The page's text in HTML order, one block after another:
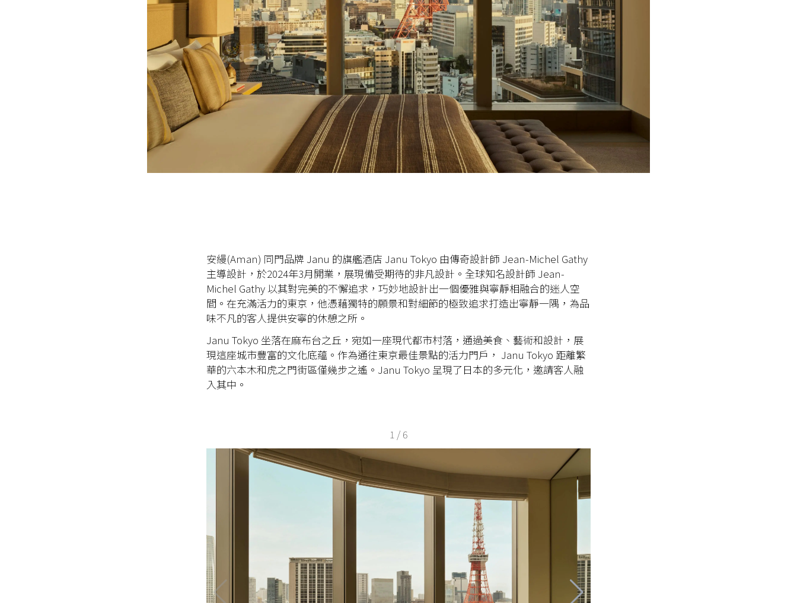
安縵(Aman) 同門品牌 Janu 的旗艦酒店 Janu Tokyo 由傳奇設計師 Jean-Michel Gathy
主導設計，於2024年3月開業，展現備受期待的非凡設計。全球知名設計師 Jean-
Michel Gathy 以其對完美的不懈追求，巧妙地設計出一個優雅與寧靜相融合的迷人空
間。在充滿活力的東京，他憑藉獨特的願景和對細節的極致追求打造出寧靜一隅，為品
味不凡的客人提供安寧的休憩之所。
Janu Tokyo 坐落在麻布台之丘，宛如一座現代都市村落，通過美食、藝術和設計，展
現這座城市豐富的文化底蘊。作為通往東京最佳景點的活力門戶， Janu Tokyo 距離繁
華的六本木和虎之門街區僅幾步之遙。 Janu Tokyo 呈現了日本的多元化，邀請客人融
入其中。
1 / 6